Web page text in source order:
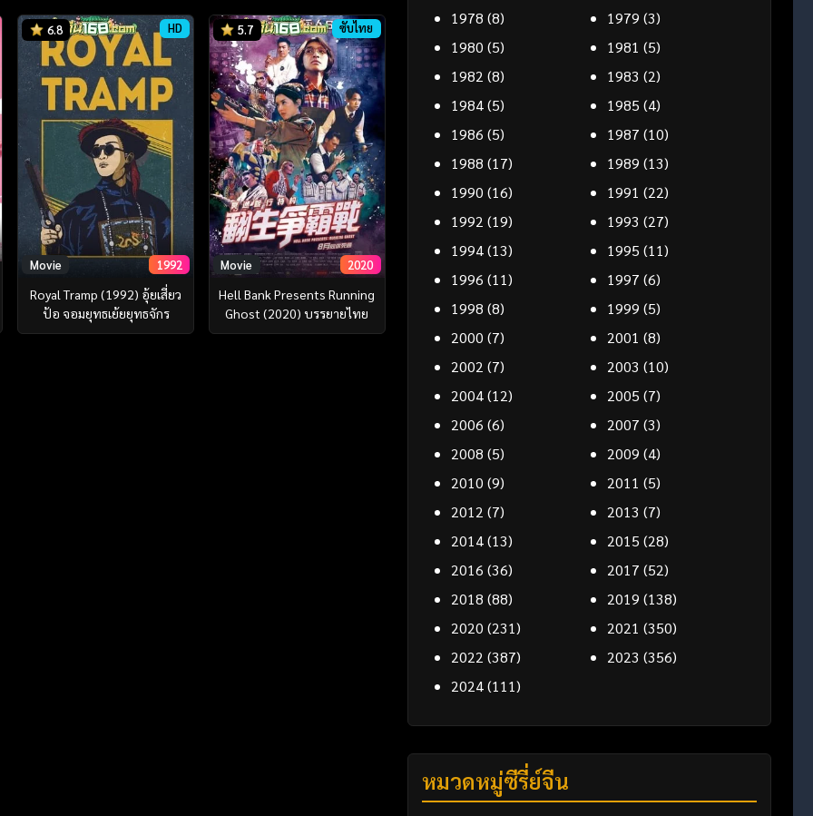
6.8 HD
Movie 1992
Royal Tramp (1992) อุ้ยเสี่ยว
ป้อ จอมยุทธเย้ยยุทธจักร
5.7 ซับไทย
Movie 2020
Hell Bank Presents Running
Ghost (2020) บรรยายไทย
1978 (8) 1979 (3)
1980 (5) 1981 (5)
1982 (8) 1983 (2)
1984(5) 1985 (4)
1986 (5) 1987 (10)
1988 (17) 1989 (13)
1990 (16) 1991 (22)
1992 (19) 1993 (27)
1994(13) 1995 (11)
1996 (11) 1997 (6)
1998 (8) 1999 (5)
2000 (7) 2001 (8)
2002 (7) 2003 (10)
2004(12) 2005 (7)
2006 (6) 2007 (3)
2008 (5) 2009 (4)
2010 (9) 2011 (5)
2012 (7) 2013 (7)
2014(13) 2015 (28)
2016 (36) 2017 (52)
2018 (88) 2019 (138)
2020 (231) 2021 (350)
2022 (387) 2023 (356)
2024(111)
หมวดหมู่ซีรี่ย์จีน